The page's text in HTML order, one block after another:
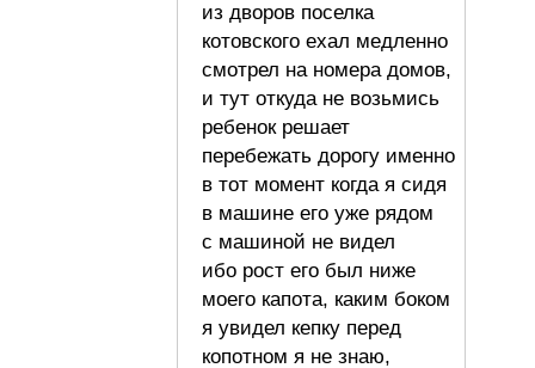
из дворов поселка
котовского ехал медленно
смотрел на номера домов,
и тут откуда не возьмись
ребенок решает
перебежать дорогу именно
в тот момент когда я сидя
в машине его уже рядом
с машиной не видел
ибо рост его был ниже
моего капота, каким боком
я увидел кепку перед
копотном я не знаю,